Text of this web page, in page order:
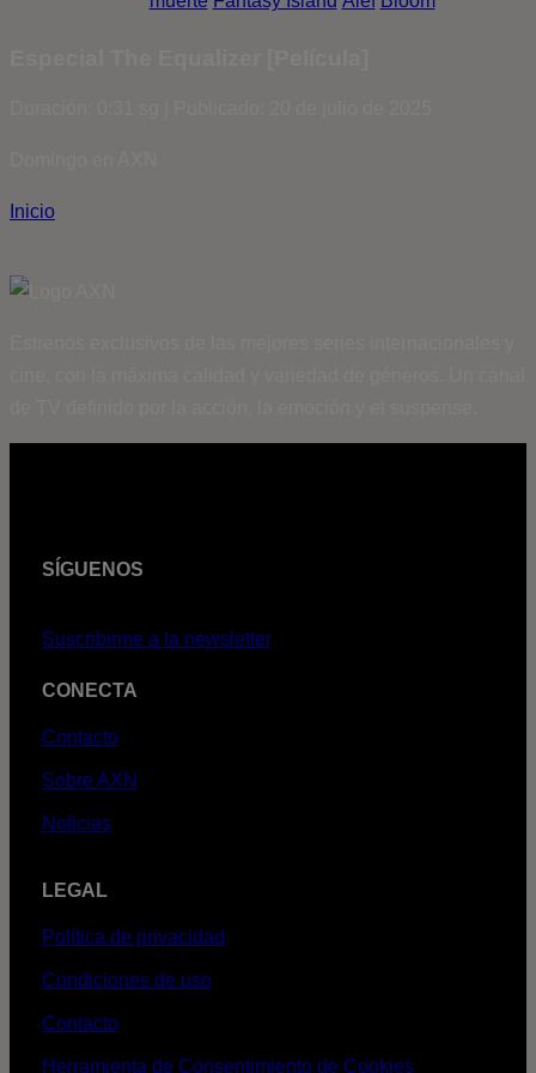
Inicio
SÍGUENOS
Suscribirme a la newsletter
CONECTA
Contacto
Sobre AXN
Noticias
LEGAL
Política de privacidad
Condiciones de uso
Contacto
Herramienta de Consentimiento de Cookies